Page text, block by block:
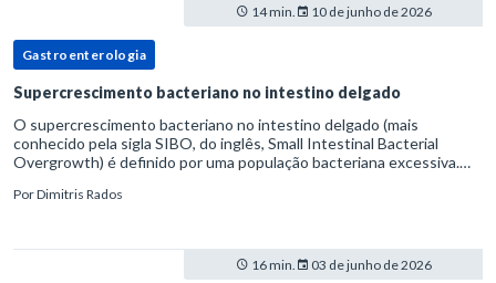
14 min. 10 de junho de 2026
Gastroenterologia
Supercrescimento bacteriano no intestino delgado
O supercrescimento bacteriano no intestino delgado (mais
conhecido pela sigla SIBO, do inglês, Small Intestinal Bacterial
Overgrowth) é definido por uma população bacteriana excessiva.
PorDimitris Rados
16 min. 03 de junho de 2026